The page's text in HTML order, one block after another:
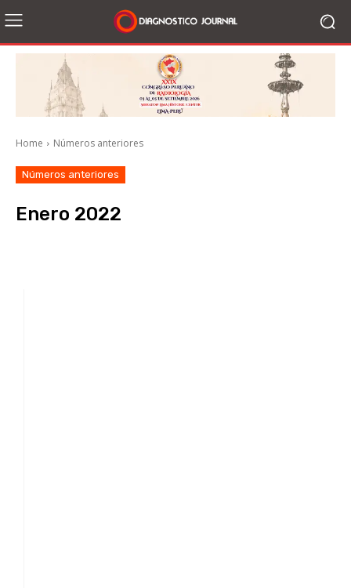
Home Números anteriores
Números anteriores
Enero 2022